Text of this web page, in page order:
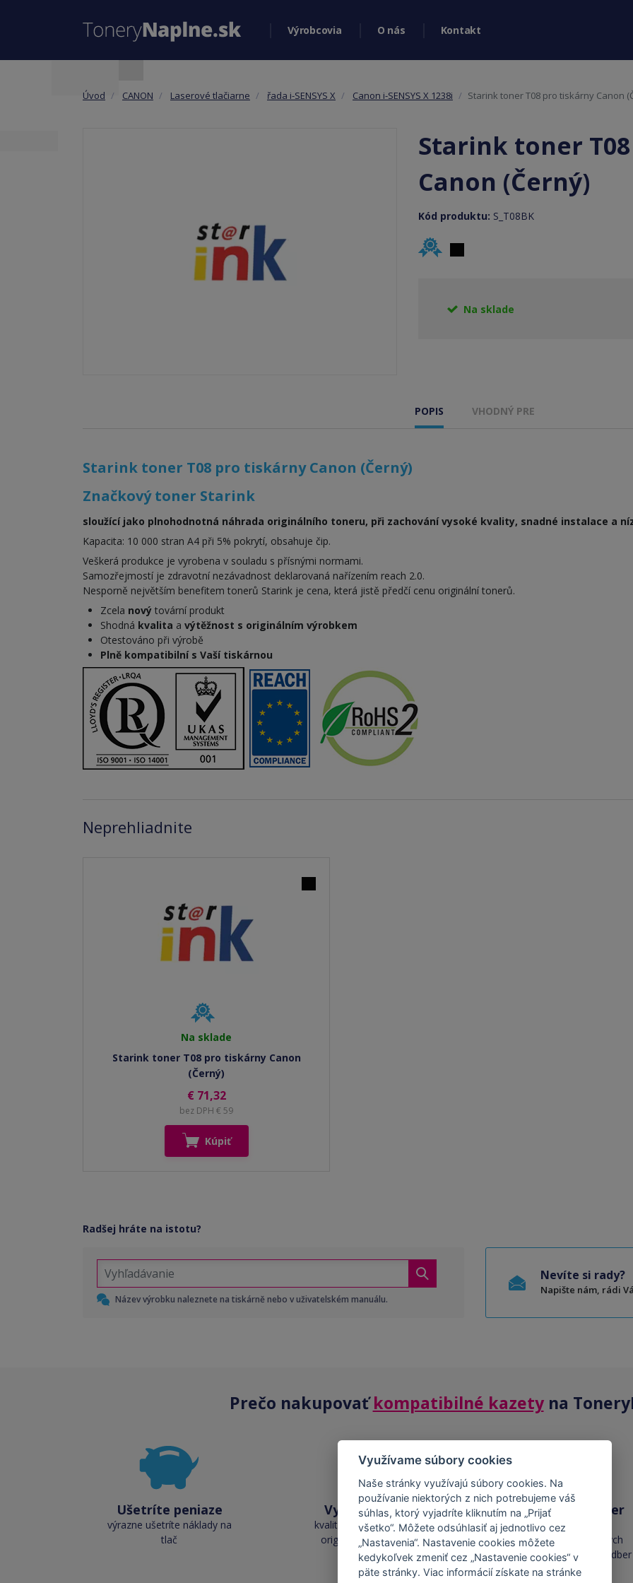
Výrobcovia O nás Kontakt
Úvod CANON Laserové tlačiarne řada i-SENSYS X Canon i-SENSYS X 1238i Starink toner T08 pro tiskárny Canon
Starink toner
Canon (Černý)
Kód produktu: S_T08BK
Na sklade
POPIS VHODNÝ PRE
Starink toner T08 pro tiskárny Canon (Černý)
Značkový toner Starink
sloužící jako plnohodnotná náhrada originálního toneru, při zachování vysoké kvality, snadné instalace a
Kapacita: 10 000 stran A4 při 5% pokrytí, obsahuje čip.
Veškerá produkce je vyrobena v souladu s přísnými normami.
Samozřejmostí je zdravotní nezávadnost deklarovaná nařízením reach 2.0.
Nesporně největším benefitem tonerů Starink je cena, která jistě předčí cenu originální tonerů.
Zcela nový tovární produkt
Shodná kvalita a výtěžnost s originálním výrobkem
Otestováno při výrobě
Plně kompatibilní s Vaší tiskárnou
Neprehliadnite
Na sklade
Starink toner T08 pro tiskárny Canon
(Černý)
€ 71,32
bez DPH € 59
Kúpiť
Radšej hráte na istotu?
Název výrobku naleznete na tiskárně nebo v uživatelském manuálu.
Nevíte si rady?
Napište nám, rádi
Prečo nakupovaťkompatibilné kazetyna
Ušetríte peniaze
výrazne ušetríte náklady na
tlač
Vysoká kvalita
kvalita je porovnateľná s
originálnymi náplňami
Skladom takmer
všetko
cez 50 000 skladových
zásob pre okamžitý odber
Využívame súbory cookies
Naše stránky využívajú súbory cookies. Na
používanie niektorých z nich potrebujeme váš
súhlas, ktorý vyjadríte kliknutím na „Prijať
všetko“. Môžete odsúhlasiť aj jednotlivo cez
„Nastavenia“. Nastavenie cookies môžete
kedykoľvek zmeniť cez „Nastavenie cookies“ v
päte stránky. Viac informácií získate na stránke